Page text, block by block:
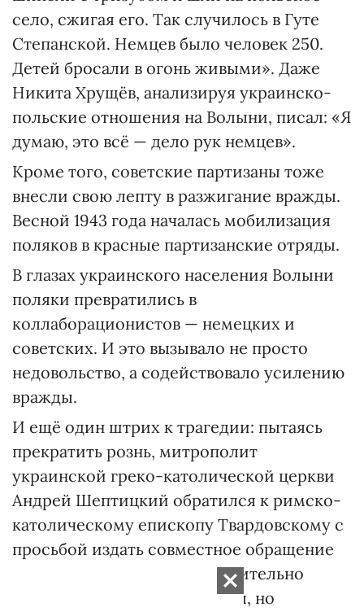
село, сжигая его. Так случилось в Гуте
Степанской. Немцев было человек 250.
Детей бросали в огонь живыми». Даже
Никита Хрущёв, анализируя украинско-
польские отношения на Волыни, писал: «Я
думаю, это всё — дело рук немцев».
Кроме того, советские партизаны тоже
внесли свою лепту в разжигание вражды.
Весной 1943 года началась мобилизация
поляков в красные партизанские отряды.
В глазах украинского населения Волыни
поляки превратились в
коллаборационистов — немецких и
советских. И это вызывало не просто
недовольство, а содействовало усилению
вражды.
И ещё один штрих к трагедии: пытаясь
прекратить рознь, митрополит
украинской греко-католической церкви
Андрей Шептицкий обратился к римско-
католическому епископу Твардовскому с
просьбой издать совместное обращение
иерархов к верующим относительно
прекращения кровопролития, но